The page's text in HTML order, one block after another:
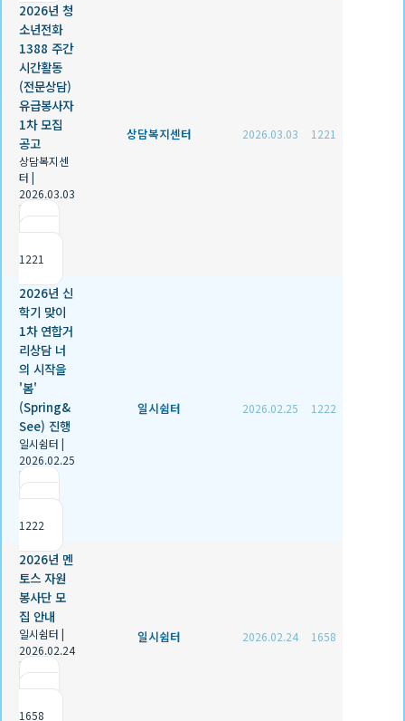
2026년 청
소년전화
1388 주간
시간활동
(전문상담)
유급봉사자
1차 모집
공고
상담복지센
터 |
2026.03.03
|
1221
상담복지센터 2026.03.03 1221
2026년 신
학기 맞이
1차 연합거
리상담 너
의 시작을
'봄'
(Spring&
See) 진행
일시쉼터 |
2026.02.25
|
1222
일시쉼터 2026.02.25 1222
2026년 멘
토스 자원
봉사단 모
집 안내
일시쉼터 |
2026.02.24
|
1658
일시쉼터 2026.02.24 1658